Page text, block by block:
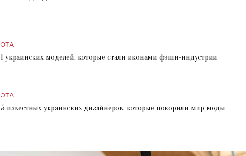
украинских моделей, которые стали иконами фэшн-индустрии
известных украинских дизайнеров, которые покорили мир моды